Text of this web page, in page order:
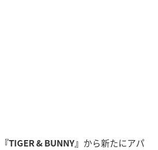
『TIGER & BUNNY』 から新たにアパ